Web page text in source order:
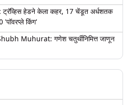
हेडने केला कहर, 17 चेंडूत अर्धशतक
'पॉवरप्ले किंग'
Muhurat: गणेश चतुर्थीनिमित्त जाणून